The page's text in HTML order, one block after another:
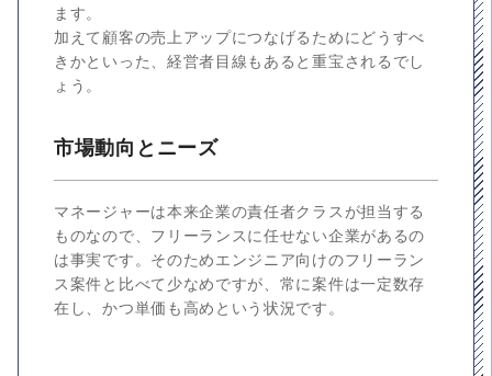
ます。
加えて顧客の売上アップにつなげるためにどうすべ
きかといった、経営者目線もあると重宝されるでし
ょう。
市場動向とニーズ
マネージャーは本来企業の責任者クラスが担当する
ものなので、フリーランスに任せない企業があるの
は事実です。そのためエンジニア向けのフリーラン
ス案件と比べて少なめですが、常に案件は一定数存
在し、かつ単価も高めという状況です。